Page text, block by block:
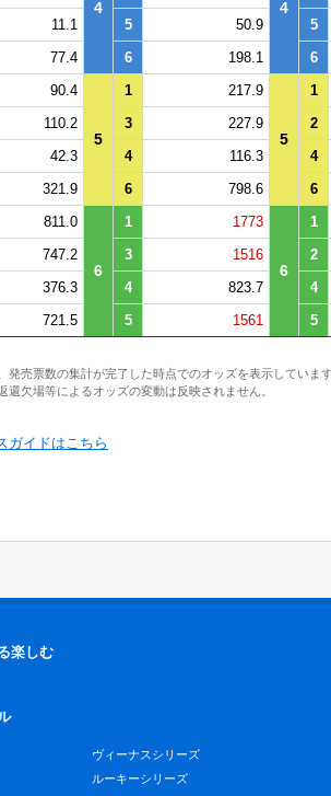
4 4
11.1 5 50.9
5
77.4 6 198.1 6
90.4
5
1 217.9
5
1
110.2 3 227.9
2
42.3 4 116.3
4
321.9 6 798.6 6
811.0
6
1 1773
6
1
747.2 3 1516
2
376.3 4 823.7
4
721.5 5 1561 5
発売票数の集計が完了した時点でのオッズを表示していま
還欠場等によるオッズの変動は反映されません。
ガイドはこちら
楽しむ
ヴィーナスシリーズ
ルーキーシリーズ